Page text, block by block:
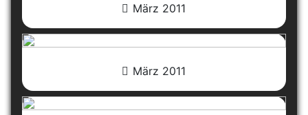
März 2011
März 2011